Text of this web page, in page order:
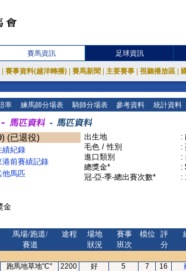
賽馬資訊 足球資訊
賽事資料(越洋轉播) 賽馬新聞 主要賽事 視聽播放區
率 練馬師分場表 騎師分場表 參考資料 統計資料
(已退役)
績紀錄
港前賽績記錄
他馬匹
出生地 :
毛色 / 性別
:
進口類別
:
總獎金*
:
冠-亞-季-總出賽次數*
:
金
馬場/跑道/
賽道
途程
場地
狀況
賽事
班次
檔位
評
分
跑馬地草地"C" 2200 好 5 7 16